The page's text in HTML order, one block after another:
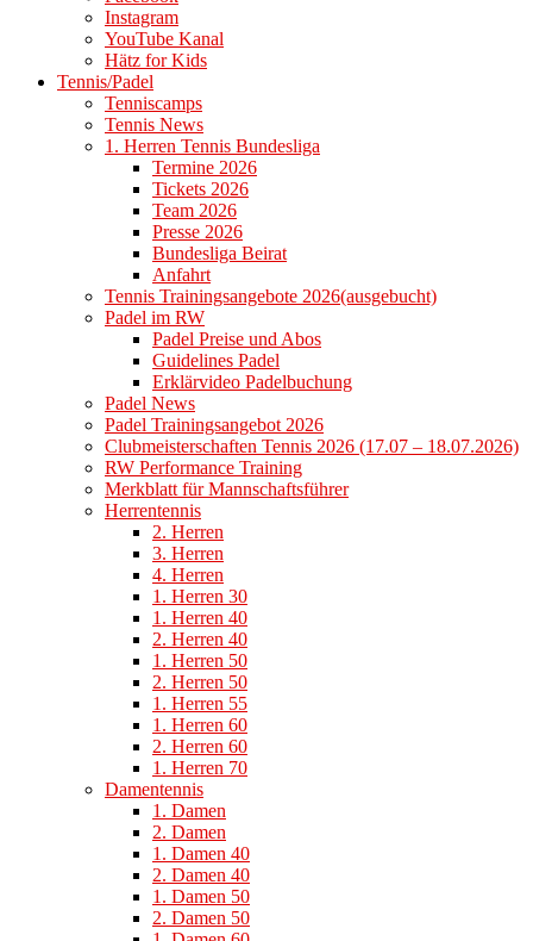
Instagram
YouTube Kanal
Hätz for Kids
Tennis/Padel
Tenniscamps
Tennis News
1. Herren Tennis Bundesliga
Termine 2026
Tickets 2026
Team 2026
Presse 2026
Bundesliga Beirat
Anfahrt
Tennis Trainingsangebote 2026(ausgebucht)
Padel im RW
Padel Preise und Abos
Guidelines Padel
Erklärvideo Padelbuchung
Padel News
Padel Trainingsangebot 2026
Clubmeisterschaften Tennis 2026 (17.07 – 18.07.2026)
RW Performance Training
Merkblatt für Mannschaftsführer
Herrentennis
2. Herren
3. Herren
4. Herren
1. Herren 30
1. Herren 40
2. Herren 40
1. Herren 50
2. Herren 50
1. Herren 55
1. Herren 60
2. Herren 60
1. Herren 70
Damentennis
1. Damen
2. Damen
1. Damen 40
2. Damen 40
1. Damen 50
2. Damen 50